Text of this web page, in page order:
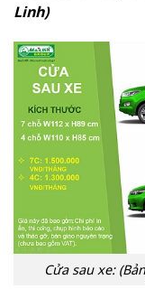
Linh)
Cửa sau xe: